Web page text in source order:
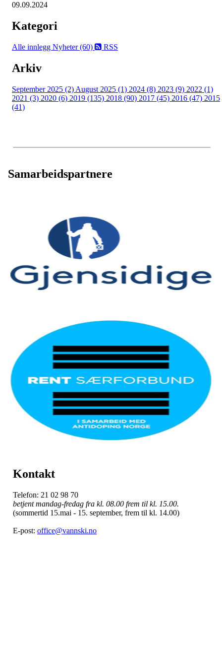
09.09.2024
Kategori
Alle innlegg Nyheter (60) RSS
Arkiv
September 2025 (2) August 2025 (1) 2024 (8) 2023 (9) 2022 (1)
2021 (3) 2020 (6) 2019 (135) 2018 (90) 2017 (45) 2016 (47) 2015
(41)
Samarbeidspartnere
Kontakt
Telefon: 21 02 98 70
betjent mandag-fredag fra kl. 08.00 frem til kl. 15.00.
(sommertid 15.mai - 15. september, frem til kl. 14.00)
E-post: office@vannski.no